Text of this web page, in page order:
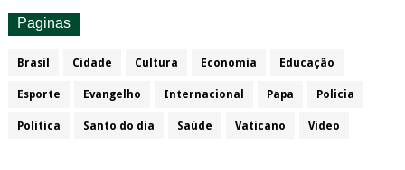
Paginas
Brasil Cidade Cultura Economia Educação
Esporte Evangelho Internacional Papa Policia
Política Santo do dia Saúde Vaticano Video